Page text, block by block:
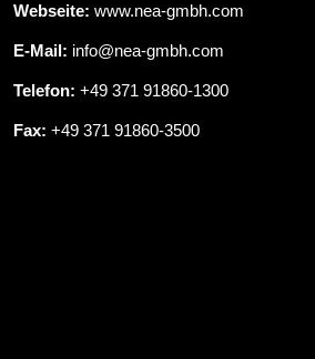
Webseite: www.nea-gmbh.com
E-Mail: info@nea-gmbh.com
Telefon: +49 371 91860-1300
Fax: +49 371 91860-3500